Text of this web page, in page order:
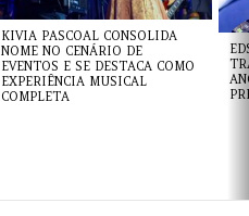
KIVIA PASCOAL CONSOLIDA
NOME NO CENÁRIO DE
EVENTOS E SE DESTACA COMO
EXPERIÊNCIA MUSICAL
COMPLETA